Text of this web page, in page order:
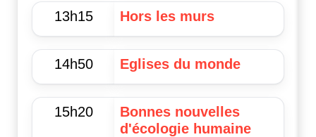
13h15 Hors les murs
14h50 Eglises du monde
15h20
Bonnes nouvelles
d'écologie humaine